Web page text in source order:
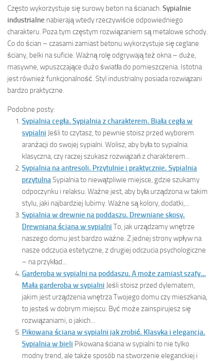
Często wykorzystuje się surowy beton na ścianach. Sypialnie
industrialne nabierają wtedy rzeczywiście odpowiedniego
charakteru. Poza tym częstym rozwiązaniem są metalowe schody.
Co do ścian – czasami zamiast betonu wykorzystuje się ceglane
ściany, belki na suficie. Ważną rolę odgrywają też okna – duże,
masywne, wpuszczające dużo światła do pomieszczenia. Istotna
jest również funkcjonalność. Styl industrialny posiada rozwiązani
bardzo praktyczne.
Podobne posty:
Sypialnia cegła. Sypialnia z charakterem. Biała cegła w
sypialni Jeśli to czytasz, to pewnie stoisz przed wyborem
aranżacji do swojej sypialni. Wolisz, aby była to sypialnia
klasyczna, czy raczej szukasz rozwiązań z charakterem...
Sypialnia na antresoli. Przytulnie i praktycznie. Sypialnia
przytulnaSypialnia to niewątpliwie miejsce, gdzie szukamy
odpoczynku i relaksu. Ważne jest, aby była urządzona w takim
stylu, jaki najbardziej lubimy. Ważne są kolory, dodatki,...
Sypialnia w drewnie na poddaszu. Drewniane skosy.
Drewniana ściana w sypialni To, jak urządzamy wnętrze
naszego domu jest bardzo ważne. Z jednej strony wpływ na
nasze odczucia estetyczne, z drugiej odczucia psychologiczne
– na przykład...
Garderoba w sypialni na poddaszu. A może zamiast szafy…
Mała garderoba w sypialni Jeśli stoisz przed dylematem,
jakim jest urządzenia wnętrza Twojego domu czy mieszkania,
to jesteś w dobrym miejscu. Być może zainspirujesz się
rozwiązaniami, o jakich...
Pikowana ściana w sypialni jak zrobić. Klasyka i elegancja.
Sypialnia w bieli Pikowana ściana w sypialni to nie tylko
modny trend, ale także sposób na stworzenie eleganckiej i